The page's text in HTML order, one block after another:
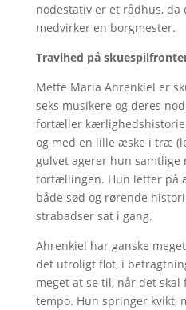
nodestativ er et rådhus,
medvirker en borgmester.
Travlhed på
Mette Maria Ahrenkiel er
seks musikere og deres
fortæller
og med en lille æske i træ
gulvet agerer hun samtlige
fortællingen. Hun letter på
både sød og rørende
strabadser sat i gang.
Ahrenkiel har ganske
det utroligt flot, i
meget at se til, når det
tempo. Hun springer kvikt,